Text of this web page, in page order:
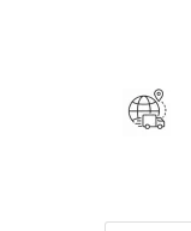
MedConnect